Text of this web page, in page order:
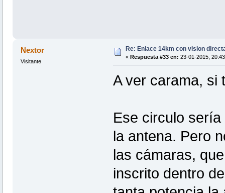
Nextor
Visitante
Re: Enlace 14km con vision
« Respuesta #33 en: 23-01-2015,
A ver carama, si
Ese circulo
la antena. Pero
las cámaras,
inscrito dentro